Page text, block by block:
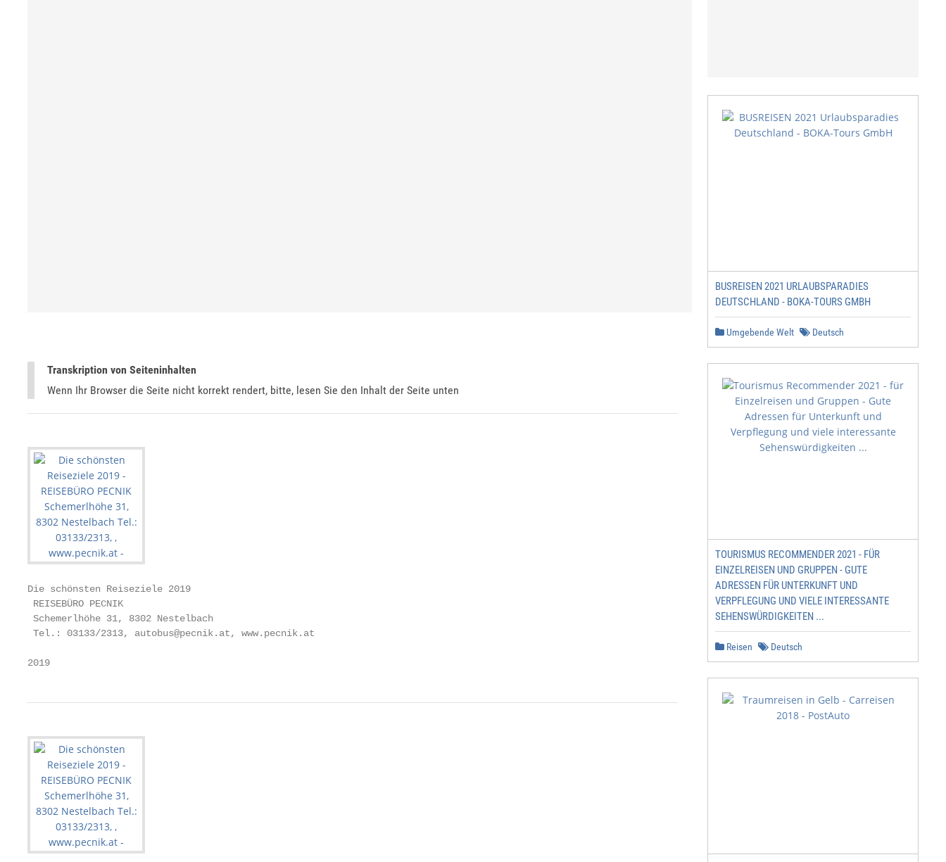
Transkription von Seiteninhalten
Wenn Ihr Browser die Seite nicht korrekt rendert, bitte, lesen Sie den Inhalt der Seite unten
Die schönsten Reiseziele 2019
REISEBÜRO PECNIK
Schemerlhöhe 31, 8302 Nestelbach
Tel.: 03133/2313, autobus@pecnik.at, www.pecnik.at
2019
BUSREISEN 2021 URLAUBSPARADIES
DEUTSCHLAND - BOKA-TOURS GMBH
Umgebende Welt Deutsch
TOURISMUS RECOMMENDER 2021 - FÜR
EINZELREISEN UND GRUPPEN - GUTE
ADRESSEN FÜR UNTERKUNFT UND
VERPFLEGUNG UND VIELE INTERESSANTE
SEHENSWÜRDIGKEITEN ...
Reisen Deutsch